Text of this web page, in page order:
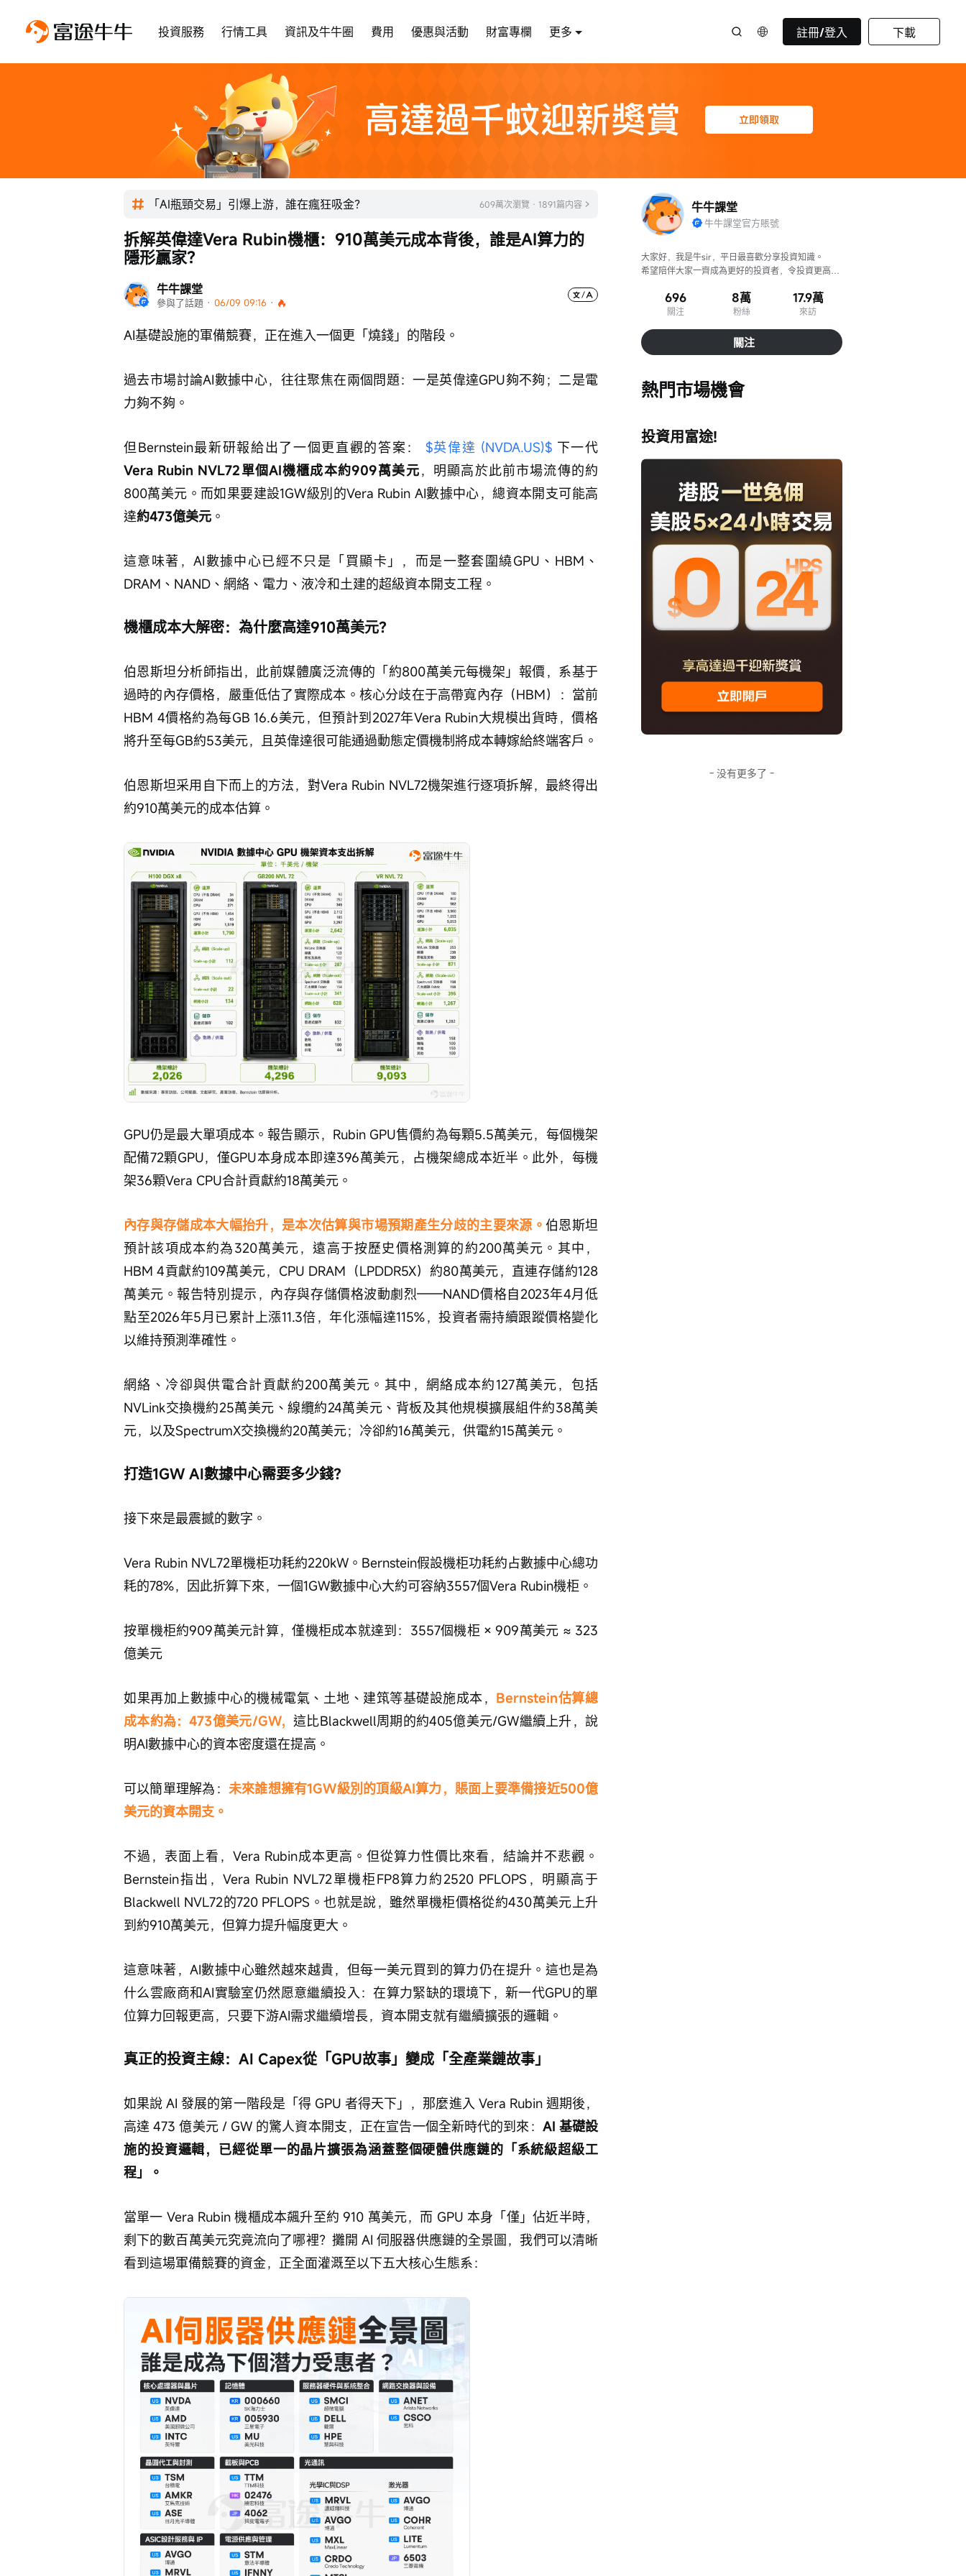
投資服務 行情工具 資訊及牛牛圈 費用 優惠與活動 財富專欄 更多 註冊/登入 下載
「AI瓶頸交易」引爆上游，誰在瘋狂吸金？ 609萬次瀏覽 · 1891篇内容
牛牛課堂
參與了話題 · 06/09 09:16 ·
拆解英偉達Vera Rubin機櫃：910萬美元成本背後，誰是AI算力的
隱形贏家？
AI基礎設施的軍備競賽，正在進入一個更「燒錢」的階段。
過去市場討論AI數據中心，往往聚焦在兩個問題：一是英偉達GPU夠不夠；二是電
力夠不夠。
但Bernstein最新研報給出了一個更直觀的答案： $英偉達 (NVDA.US)$ 下一代
Vera Rubin NVL72單個AI機櫃成本約909萬美元，明顯高於此前市場流傳的約
800萬美元。而如果要建設1GW級別的Vera Rubin AI數據中心，總資本開支可能高
達約473億美元 。
這意味著，AI數據中心已經不只是「買顯卡」，而是一整套圍繞GPU、HBM、
DRAM、NAND、網絡、電力、液冷和土建的超級資本開支工程。
機櫃成本大解密：為什麼高達910萬美元？
伯恩斯坦分析師指出，此前媒體廣泛流傳的「約800萬美元每機架」報價，系基于
過時的內存價格，嚴重低估了實際成本。核心分歧在于高帶寬內存（HBM）：當前
HBM 4價格約為每GB 16.6美元，但預計到2027年Vera Rubin大規模出貨時，價格
將升至每GB約53美元，且英偉達很可能通過動態定價機制將成本轉嫁給終端客戶。
伯恩斯坦采用自下而上的方法，對Vera Rubin NVL72機架進行逐項拆解，最終得出
約910萬美元的成本估算。
GPU仍是最大單項成本。報告顯示，Rubin GPU售價約為每顆5.5萬美元，每個機架
配備72顆GPU，僅GPU本身成本即達396萬美元，占機架總成本近半。此外，每機
架36顆Vera CPU合計貢獻約18萬美元。
內存與存儲成本大幅抬升，是本次估算與市場預期產生分歧的主要來源。 伯恩斯坦
預計該項成本約為320萬美元，遠高于按歷史價格測算的約200萬美元。其中，
HBM 4貢獻約109萬美元，CPU DRAM（LPDDR5X）約80萬美元，直連存儲約128
萬美元。報告特別提示，內存與存儲價格波動劇烈——NAND價格自2023年4月低
點至2026年5月已累計上漲11.3倍，年化漲幅達115%，投資者需持續跟蹤價格變化
以維持預測準確性。
網絡、冷卻與供電合計貢獻約200萬美元。其中，網絡成本約127萬美元，包括
NVLink交換機約25萬美元、線纜約24萬美元、背板及其他規模擴展組件約38萬美
元，以及SpectrumX交換機約20萬美元；冷卻約16萬美元，供電約15萬美元。
打造1GW AI數據中心需要多少錢？
接下來是最震撼的數字。
Vera Rubin NVL72單機柜功耗約220kW。Bernstein假設機柜功耗約占數據中心總功
耗的78%，因此折算下來，一個1GW數據中心大約可容納3557個Vera Rubin機柜。
按單機柜約909萬美元計算，僅機柜成本就達到：3557個機柜 × 909萬美元 ≈ 323
億美元
如果再加上數據中心的機械電氣、土地、建筑等基礎設施成本， Bernstein估算總
成本約為：473億美元/GW，這比Blackwell周期的約405億美元/GW繼續上升，說
明AI數據中心的資本密度還在提高。
可以簡單理解為： 未來誰想擁有1GW級別的頂級AI算力，賬面上要準備接近500億
美元的資本開支。
不過，表面上看，Vera Rubin成本更高。但從算力性價比來看，結論并不悲觀。
Bernstein指出，Vera Rubin NVL72單機柜FP8算力約2520 PFLOPS，明顯高于
Blackwell NVL72的720 PFLOPS。也就是說，雖然單機柜價格從約430萬美元上升
到約910萬美元，但算力提升幅度更大。
這意味著，AI數據中心雖然越來越貴，但每一美元買到的算力仍在提升。這也是為
什么雲廠商和AI實驗室仍然愿意繼續投入：在算力緊缺的環境下，新一代GPU的單
位算力回報更高，只要下游AI需求繼續增長，資本開支就有繼續擴張的邏輯。
真正的投資主線：AI Capex從「GPU故事」變成「全產業鏈故事」
如果說 AI 發展的第一階段是「得 GPU 者得天下」，那麼進入 Vera Rubin 週期後，
高達 473 億美元 / GW 的驚人資本開支，正在宣告一個全新時代的到來： AI 基礎設
施的投資邏輯，已經從單一的晶片擴張為涵蓋整個硬體供應鏈的「系統級超級工
程」。
當單一 Vera Rubin 機櫃成本飆升至約 910 萬美元，而 GPU 本身「僅」佔近半時，
剩下的數百萬美元究竟流向了哪裡？攤開 AI 伺服器供應鏈的全景圖，我們可以清晰
看到這場軍備競賽的資金，正全面灌溉至以下五大核心生態系：
牛牛課堂
牛牛課堂官方賬號
大家好，我是牛sir，平日最喜歡分享投資知識。
希望陪伴大家一齊成為更好的投資者，令投資更高
696
關注
8萬
粉絲
17.9萬
來訪
關注
熱門市場機會
投資用富途!
- 没有更多了 -